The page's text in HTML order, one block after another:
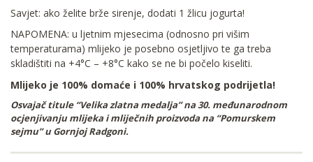
Savjet: ako želite brže sirenje, dodati 1 žlicu jogurta!
NAPOMENA: u ljetnim mjesecima (odnosno pri višim
temperaturama) mlijeko je posebno osjetljivo te ga treba
skladištiti na +4°C – +8°C kako se ne bi počelo kiseliti.
Mlijeko je 100% domaće i 100% hrvatskog podrijetla!
Osvajač titule “Velika zlatna medalja” na 30. međunarodnom
ocjenjivanju mlijeka i mliječnih proizvoda na “Pomurskem
sejmu” u Gornjoj Radgoni.